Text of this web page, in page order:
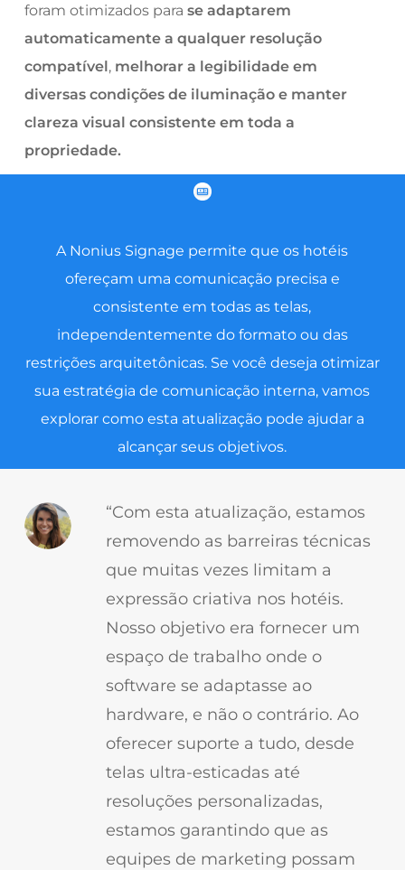
foram otimizados para se adaptarem
automaticamente a qualquer resolução
compatível, melhorar a legibilidade em
diversas condições de iluminação e manter
clareza visual consistente em toda a
propriedade.
A Nonius Signage permite que os hotéis
ofereçam uma comunicação precisa e
consistente em todas as telas,
independentemente do formato ou das
restrições arquitetônicas. Se você deseja otimizar
sua estratégia de comunicação interna, vamos
explorar como esta atualização pode ajudar a
alcançar seus objetivos.
“Com esta atualização, estamos
removendo as barreiras técnicas
que muitas vezes limitam a
expressão criativa nos hotéis.
Nosso objetivo era fornecer um
espaço de trabalho onde o
software se adaptasse ao
hardware, e não o contrário. Ao
oferecer suporte a tudo, desde
telas ultra-esticadas até
resoluções personalizadas,
estamos garantindo que as
equipes de marketing possam